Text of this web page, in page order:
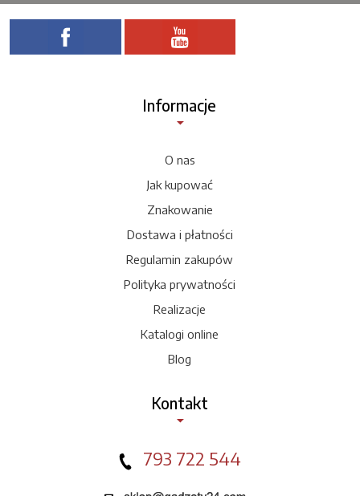
Informacje
O nas
Jak kupować
Znakowanie
Dostawa i płatności
Regulamin zakupów
Polityka prywatności
Realizacje
Katalogi online
Blog
Kontakt
793 722 544